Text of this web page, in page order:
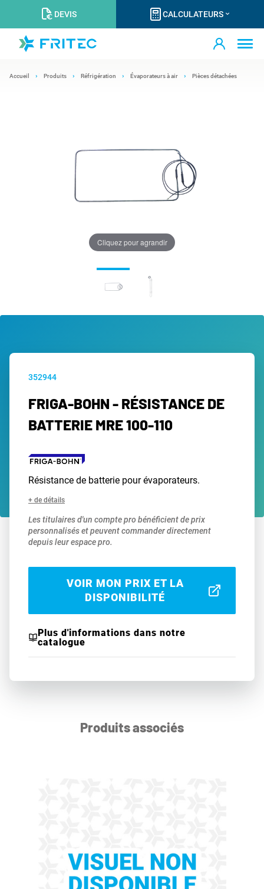
DEVIS CALCULATEURS
Accueil Produits Réfrigération Évaporateurs à air Pièces détachées
Cliquez pour agrandir
352944
FRIGA-BOHN - RÉSISTANCE DE
BATTERIE MRE 100-110
Résistance de batterie pour évaporateurs.
+ de détails
Les titulaires d'un compte pro bénéficient de prix
personnalisés et peuvent commander directement
depuis leur espace pro.
VOIR MON PRIX ET LA
DISPONIBILITÉ
Plus d'informations dans notre
catalogue
Produits associés